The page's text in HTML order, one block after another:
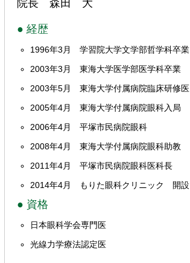
院長 森田 大
● 経歴
1996年3月 学習院大学文学部哲学科卒業
2003年3月 東海大学医学部医学科卒業
2003年5月 東海大学付属病院臨床研修医
2005年4月 東海大学付属病院眼科入局
2006年4月 平塚市民病院眼科
2008年4月 東海大学付属病院眼科助教
2011年4月 平塚市民病院眼科医科長
2014年4月 もりた眼科クリニック 開設
● 資格
日本眼科学会専門医
光線力学療法認定医